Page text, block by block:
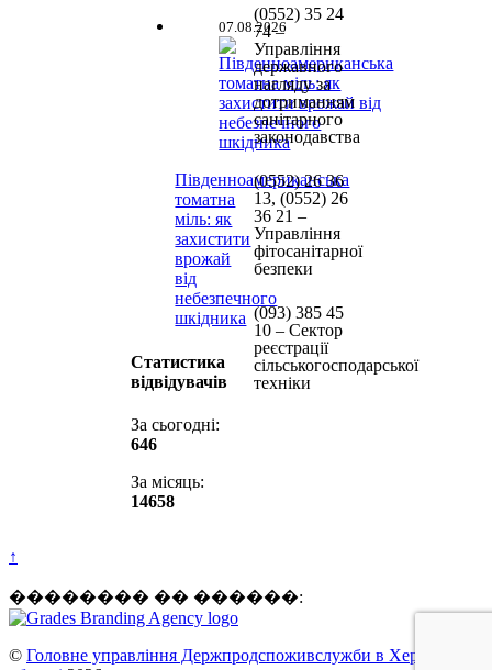
07.08.2026
Південноамериканська
томатна
міль: як
захистити
врожай
від
небезпечного
шкідника
Статистика
відвідувачів
За сьогодні:
646
За місяць:
14658
(0552) 35 24
74 –
Управління
державного
нагляду за
дотриманням
санітарного
законодавства
(0552) 26 36
13, (0552) 26
36 21 –
Управління
фітосанітарної
безпеки
(093) 385 45
10 – Сектор
реєстрації
сільськогосподарської
техніки
↑
�������� �� ������:
© Головне управління Держпродспоживслужби в Херсонській